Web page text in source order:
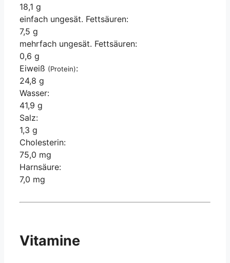
18,1 g
einfach ungesät. Fettsäuren:
7,5 g
mehrfach ungesät. Fettsäuren:
0,6 g
Eiweiß (Protein):
24,8 g
Wasser:
41,9 g
Salz:
1,3 g
Cholesterin:
75,0 mg
Harnsäure:
7,0 mg
Vitamine